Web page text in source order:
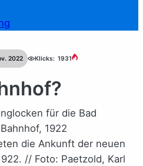
2022 Klicks: 1931
die Ankunft der neuen
// Foto: Paetzold, Karl